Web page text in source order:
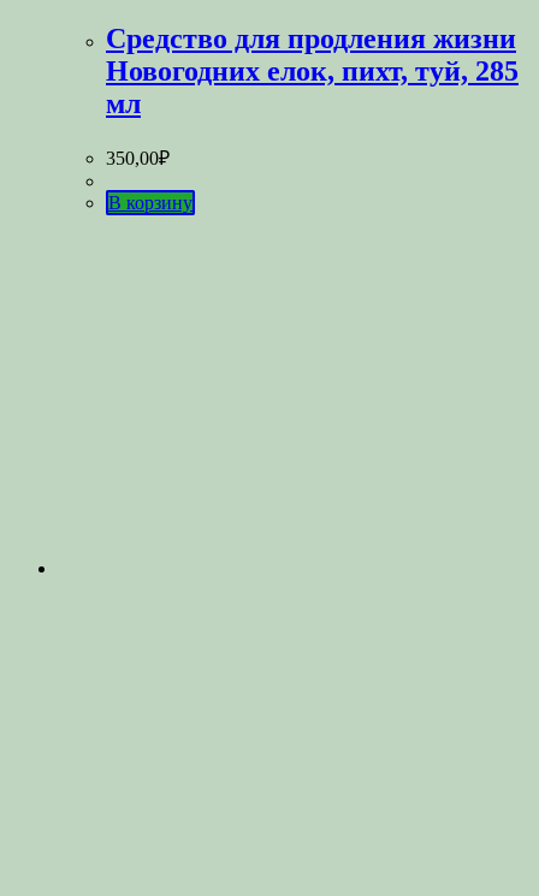
Средство для продления жизни
Новогодних елок, пихт, туй, 285
мл
350,00₽
В корзину